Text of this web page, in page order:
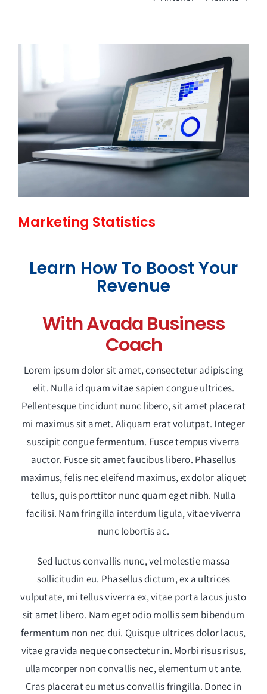
Image
Marketing Statistics
Learn How To Boost Your
Revenue
With Avada Business
Coach
Lorem ipsum dolor sit amet, consectetur adipiscing
elit. Nulla id quam vitae sapien congue ultrices.
Pellentesque tincidunt nunc libero, sit amet placerat
mi maximus sit amet. Aliquam erat volutpat. Integer
suscipit congue fermentum. Fusce tempus viverra
auctor. Fusce sit amet faucibus libero. Phasellus
maximus, felis nec eleifend maximus, ex dolor aliquet
tellus, quis porttitor nunc quam eget nibh. Nulla
facilisi. Nam fringilla interdum ligula, vitae viverra
nunc lobortis ac.
Sed luctus convallis nunc, vel molestie massa
sollicitudin eu. Phasellus dictum, ex a ultrices
vulputate, mi tellus viverra ex, vitae porta lacus justo
sit amet libero. Nam eget odio mollis sem bibendum
fermentum non nec dui. Quisque ultrices dolor lacus,
vitae gravida neque consectetur in. Morbi risus risus,
ullamcorper non convallis nec, elementum ut ante.
Cras placerat eu metus convallis fringilla. Donec in